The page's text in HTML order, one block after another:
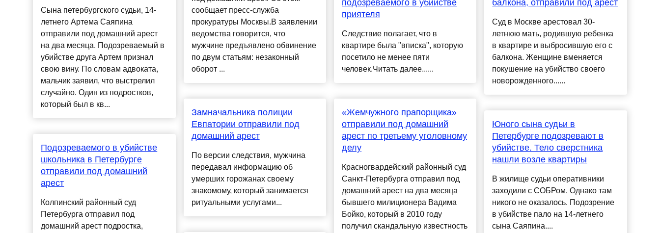
Сына петербургского судьи, 14-
летнего Артема Саяпина
отправили под домашний арест
на два месяца. Подозреваемый в
убийстве друга Артем признал
свою вину. По словам адвоката,
мальчик заявил, что выстрелил
случайно. Один из подростков,
который был в кв...
Подозреваемого в убийстве
школьника в Петербурге
отправили под домашний
арест
Колпинский районный суд
Петербурга отправил под
домашний арест подростка,
сообщает пресс-служба
прокуратуры Москвы.В заявлении
ведомства говорится, что
мужчине предъявлено обвинение
по двум статьям: незаконный
оборот ...
Замначальника полиции
Евпатории отправили под
домашний арест
По версии следствия, мужчина
передавал информацию об
умерших горожанах своему
знакомому, который занимается
ритуальными услугами...
подозреваемого в убийстве
приятеля
Следствие полагает, что в
квартире была "вписка", которую
посетило не менее пяти
человек.Читать далее......
«Жемчужного прапорщика»
отправили под домашний
арест по третьему уголовному
делу
Красногвардейский районный суд
Санкт-Петербурга отправил под
домашний арест на два месяца
бывшего милиционера Вадима
Бойко, который в 2010 году
получил скандальную известность
балкона, отправили под арест
Суд в Москве арестовал 30-
летнюю мать, родившую ребенка
в квартире и выбросившую его с
балкона. Женщине вменяется
покушение на убийство своего
новорожденного......
Юного сына судьи в
Петербурге подозревают в
убийстве. Тело сверстника
нашли возле квартиры
В жилище судьи оперативники
заходили с СОБРом. Однако там
никого не оказалось. Подозрение
в убийстве пало на 14-летнего
сына Саяпина....